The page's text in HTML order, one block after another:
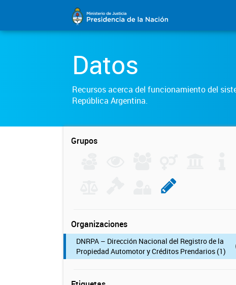
Datos
Recursos acerca del funcionamiento del
República Argentina.
Grupos
Organizaciones
DNRPA – Dirección Nacional del Registro de la
Propiedad Automotor y Créditos Prendarios (1)